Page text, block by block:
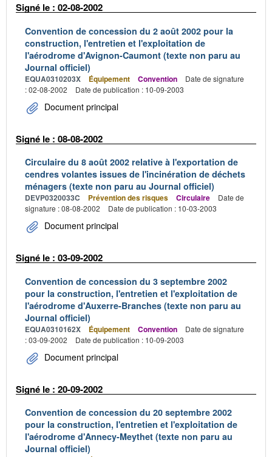
Signé le : 02-08-2002
Convention de concession du 2 août 2002 pour la
construction, l'entretien et l'exploitation de
l'aérodrome d'Avignon-Caumont (texte non paru au
Journal officiel)
EQUA0310203X Équipement Convention
Date de signature
: 02-08-2002
Date de publication : 10-09-2003
Document principal
Signé le : 08-08-2002
Circulaire du 8 août 2002 relative à l'exportation de
cendres volantes issues de l'incinération de déchets
ménagers (texte non paru au Journal officiel)
DEVP0320033C Prévention des risques Circulaire
Date de
signature : 08-08-2002
Date de publication : 10-03-2003
Document principal
Signé le : 03-09-2002
Convention de concession du 3 septembre 2002
pour la construction, l'entretien et l'exploitation de
l'aérodrome d'Auxerre-Branches (texte non paru au
Journal officiel)
EQUA0310162X Équipement Convention
Date de signature
: 03-09-2002
Date de publication : 10-09-2003
Document principal
Signé le : 20-09-2002
Convention de concession du 20 septembre 2002
pour la construction, l'entretien et l'exploitation de
l'aérodrome d'Annecy-Meythet (texte non paru au
Journal officiel)